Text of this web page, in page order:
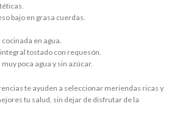
bajo en grasa cuerdas.
en agua.
tostado con requesón.
poca agua y sin azúcar.
te ayuden a seleccionar meriendas ricas y
tu salud, sin dejar de disfrutar de la